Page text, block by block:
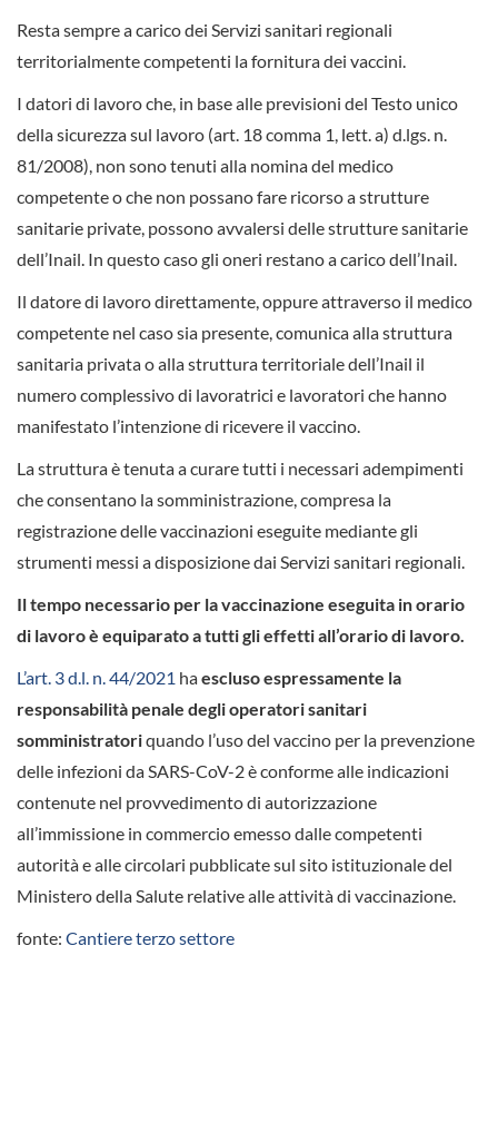
Resta sempre a carico dei Servizi sanitari regionali
territorialmente competenti la fornitura dei vaccini.
I datori di lavoro che, in base alle previsioni del Testo unico
della sicurezza sul lavoro (art. 18 comma 1, lett. a) d.lgs. n.
81/2008), non sono tenuti alla nomina del medico
competente o che non possano fare ricorso a strutture
sanitarie private, possono avvalersi delle strutture sanitarie
dell’Inail. In questo caso gli oneri restano a carico dell’Inail.
Il datore di lavoro direttamente, oppure attraverso il medico
competente nel caso sia presente, comunica alla struttura
sanitaria privata o alla struttura territoriale dell’Inail il
numero complessivo di lavoratrici e lavoratori che hanno
manifestato l’intenzione di ricevere il vaccino.
La struttura è tenuta a curare tutti i necessari adempimenti
che consentano la somministrazione, compresa la
registrazione delle vaccinazioni eseguite mediante gli
strumenti messi a disposizione dai Servizi sanitari regionali.
Il tempo necessario per la vaccinazione eseguita in orario
di lavoro è equiparato a tutti gli effetti all’orario di lavoro.
L’art. 3 d.l. n. 44/2021 haescluso espressamente la
responsabilità penale degli operatori sanitari
somministratoriquando l’uso del vaccino per la prevenzione
delle infezioni da SARS-CoV-2 è conforme alle indicazioni
contenute nel provvedimento di autorizzazione
all’immissione in commercio emesso dalle competenti
autorità e alle circolari pubblicate sul sito istituzionale del
Ministero della Salute relative alle attività di vaccinazione.
fonte: Cantiere terzo settore